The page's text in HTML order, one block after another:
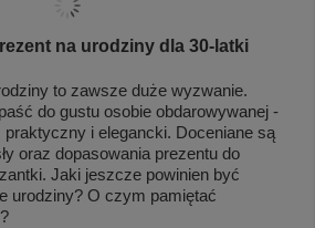
na urodziny dla 30-latki
to zawsze duże wyzwanie.
do gustu osobie obdarowywanej -
i elegancki. Doceniane są
oraz dopasowania prezentu do
Jaki jeszcze powinien być
urodziny? O czym pamiętać